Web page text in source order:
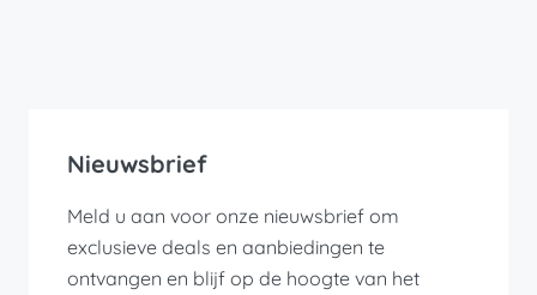
Nieuwsbrief
Meld u aan voor onze nieuwsbrief om
exclusieve deals en aanbiedingen te
ontvangen en blijf op de hoogte van het